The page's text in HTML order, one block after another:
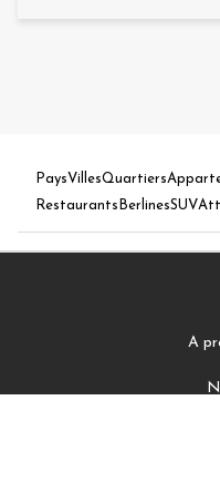
PaysVillesQuartiers
Restaurants BerlinesSUV
A